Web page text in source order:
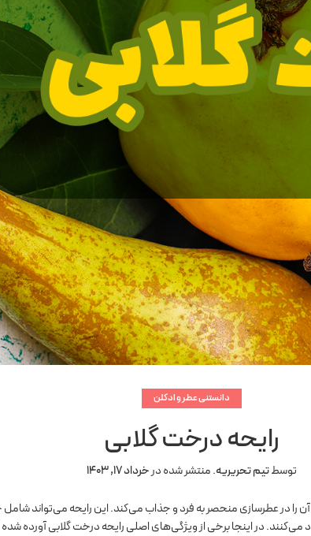
دانستنی عطر و ادکلن
رایحه درخت گلابی
توسطتیم تحریریه.منتشر شده درخرداد 17, 1403
را در عطرسازی منحصر به فرد و جذاب می‌کند. این رایحه می‌تواند
می‌کنند. در اینجا برخی از ویژگی‌های اصلی رایحه درخت گلابی آورده